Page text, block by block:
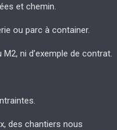
et chemin.
ou parc à container.
ni d’exemple de contrat.
des chantiers nous